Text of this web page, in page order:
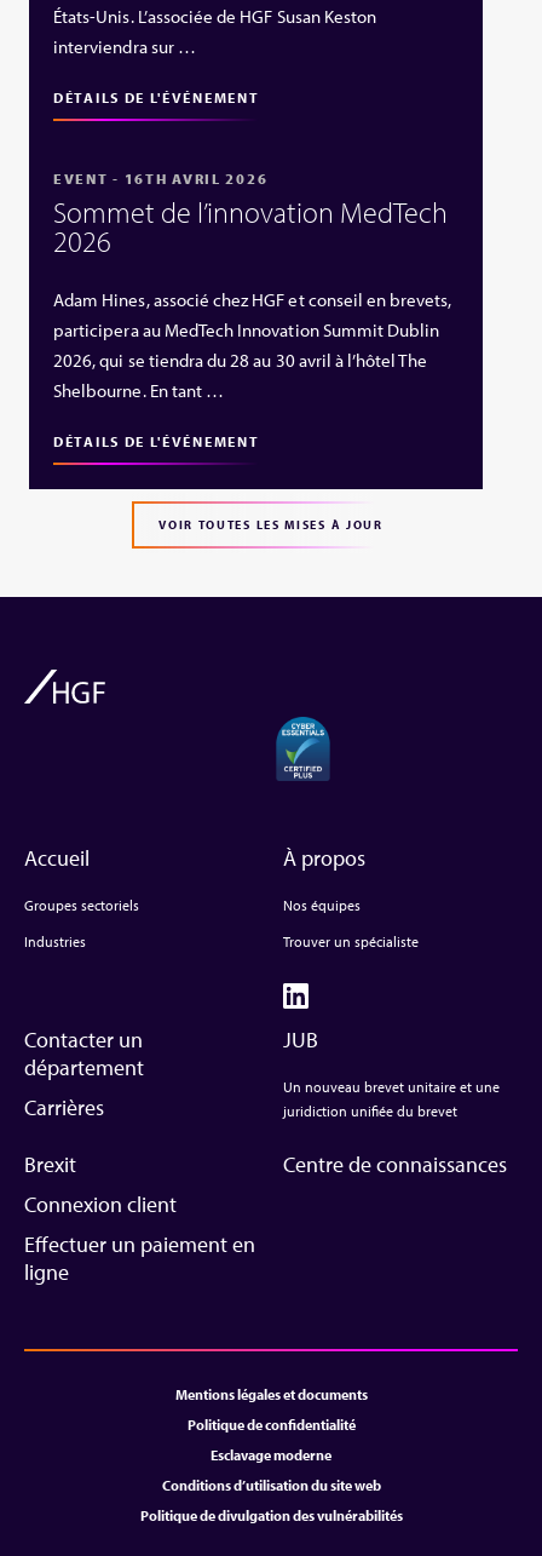
États‑Unis. L’associée de HGF Susan Keston
interviendra sur …
DÉTAILS DE L'ÉVÉNEMENT
EVENT - 16TH AVRIL 2026
Sommet de l’innovation MedTech
2026
Adam Hines, associé chez HGF et conseil en brevets,
participera au MedTech Innovation Summit Dublin
2026, qui se tiendra du 28 au 30 avril à l’hôtel The
Shelbourne. En tant …
DÉTAILS DE L'ÉVÉNEMENT
VOIR TOUTES LES MISES À JOUR
Accueil
Groupes sectoriels
Industries
À propos
Nos équipes
Trouver un spécialiste
Contacter un
département
Carrières
JUB
Un nouveau brevet unitaire et une
juridiction unifiée du brevet
Brexit
Connexion client
Effectuer un paiement en
ligne
Centre de connaissances
Mentions légales et documents
Politique de confidentialité
Esclavage moderne
Conditions d’utilisation du site web
Politique de divulgation des vulnérabilités